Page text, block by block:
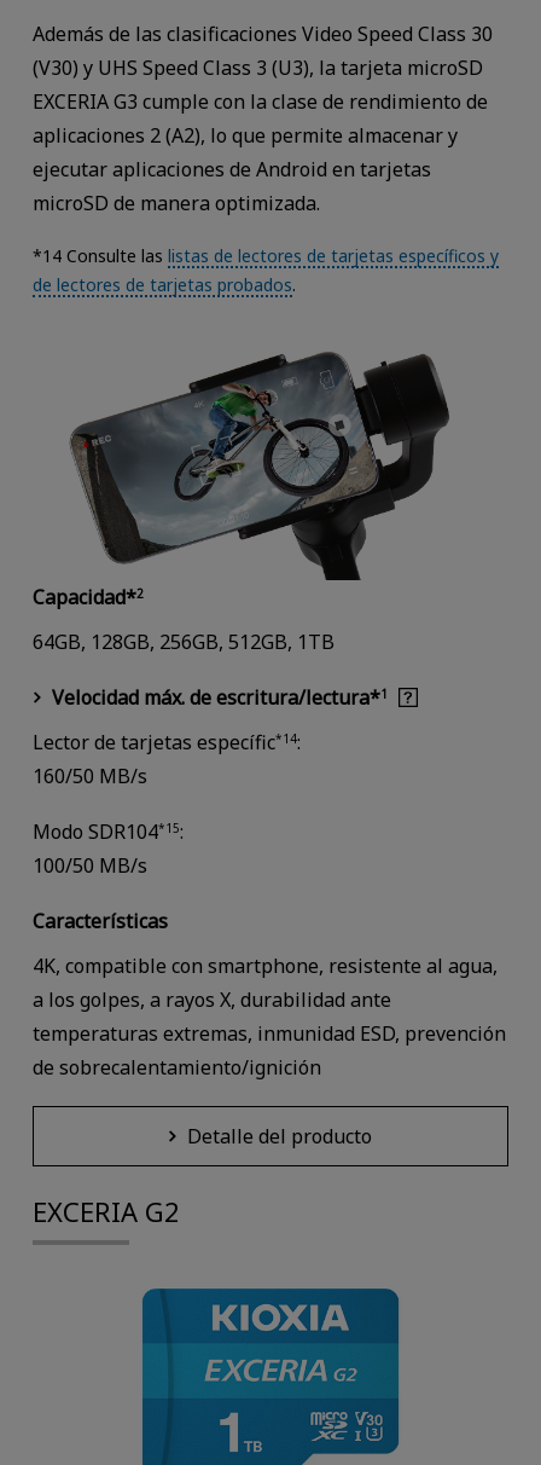
Además de las clasificaciones Video Speed Class 30
(V30) y UHS Speed Class 3 (U3), la tarjeta microSD
EXCERIA G3 cumple con la clase de rendimiento de
aplicaciones 2 (A2), lo que permite almacenar y
ejecutar aplicaciones de Android en tarjetas
microSD de manera optimizada.
*14 Consulte las listas de lectores de tarjetas específicos y
de lectores de tarjetas probados.
Capacidad*2
64GB, 128GB, 256GB, 512GB, 1TB
Velocidad máx. de escritura/lectura*1
Lector de tarjetas específic*14:
160/50 MB/s
Modo SDR104*15:
100/50 MB/s
Características
4K, compatible con smartphone, resistente al agua,
a los golpes, a rayos X, durabilidad ante
temperaturas extremas, inmunidad ESD, prevención
de sobrecalentamiento/ignición
Detalle del producto
EXCERIA G2